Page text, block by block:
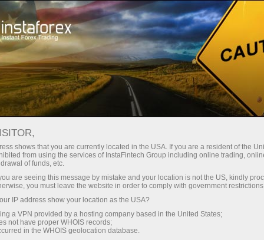
تاجروں کے لیے تجارتی شرائط تجارتی آلات USDJPY
USDJPY
157.833
(
%)
07 Aug 2026 20:59
Buy
Sell
157.803
shows that you are currently located in the USA. If you are a resident of the
from using the services of InstaFintech Group including online trading,
of funds, etc.
are seeing this message by mistake and your location is not the US, kindly
you must leave the website in order to comply with government
IP address show your location as the USA?
a VPN provided by a hosting company based in the United States;
not have proper WHOIS records;
in the WHOIS geolocation database.